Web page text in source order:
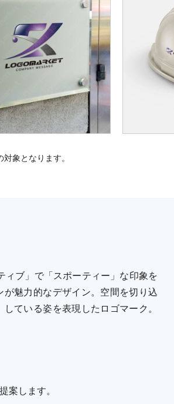
象となります。
ブ」で「スポーティー」な印象を
魅力的なデザイン。空間を切り込
ている姿を表現したロゴマーク。
案します。